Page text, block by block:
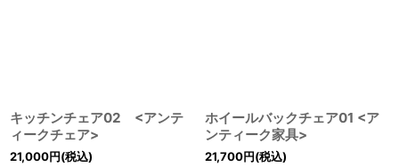
キッチンチェア02 <アンテ
ィークチェア>
21,000円(税込)
ホイールバックチェア01 <ア
ンティーク家具>
21,700円(税込)